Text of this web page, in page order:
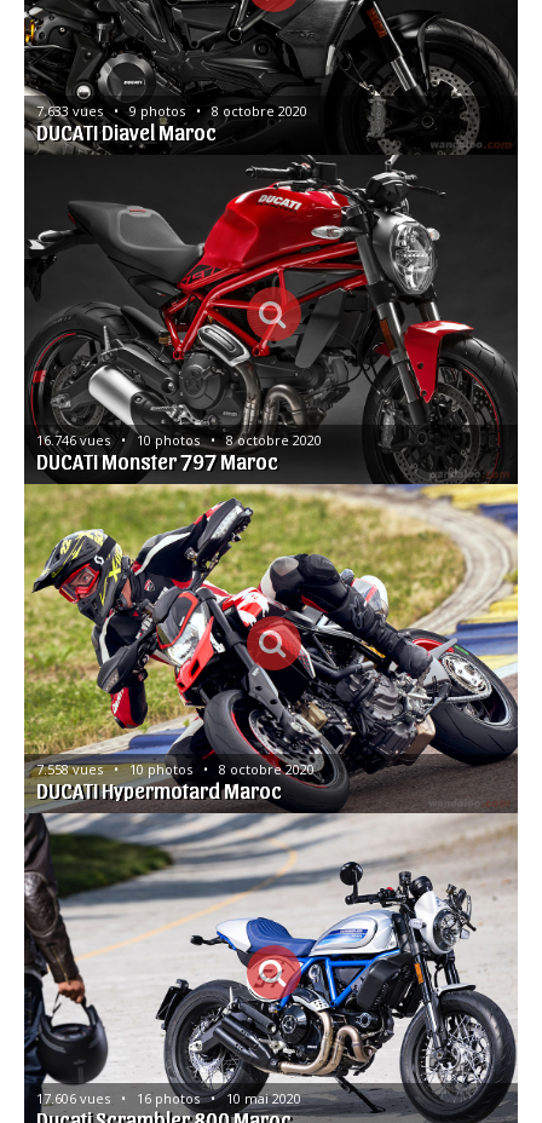
7.633 vues   •   9 photos   •   8 octobre 2020
DUCATI Diavel Maroc
16.746 vues   •   10 photos   •   8 octobre 2020
DUCATI Monster 797 Maroc
7.558 vues   •   10 photos   •   8 octobre 2020
DUCATI Hypermotard Maroc
17.606 vues   •   16 photos   •   10 mai 2020